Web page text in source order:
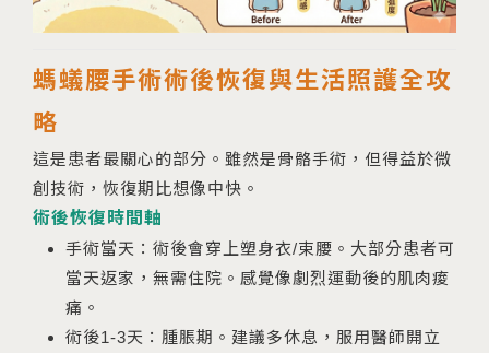
螞蟻腰手術術後恢復與生活照護全攻
略
這是患者最關心的部分。雖然是骨骼手術，但得益於微
創技術，恢復期比想像中快。
術後恢復時間軸
手術當天：術後會穿上塑身衣/束腰。大部分患者可
當天返家，無需住院。感覺像劇烈運動後的肌肉痠
痛。
術後1-3天：腫脹期。建議多休息，服用醫師開立